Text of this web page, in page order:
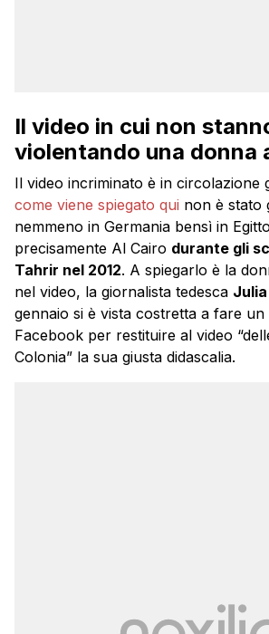
Il video in cui non
violentando una donna
Il video incriminato è in circolazione
come viene spiegato qui non è stato
nemmeno in Germania bensì in
precisamente Al Cairo durante gli
Tahrir nel 2012. A spiegarlo è la
nel video, la giornalista tedesca
gennaio si è vista costretta a fare
Facebook per restituire al video
Colonia” la sua giusta didascalia.